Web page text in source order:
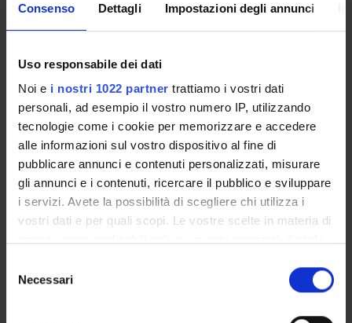
Consenso Dettagli Impostazioni degli annunci
Uso responsabile dei dati
Noi e i nostri 1022 partner trattiamo i vostri dati
personali, ad esempio il vostro numero IP, utilizzando
tecnologie come i cookie per memorizzare e accedere
alle informazioni sul vostro dispositivo al fine di
pubblicare annunci e contenuti personalizzati, misurare
gli annunci e i contenuti, ricercare il pubblico e sviluppare
i servizi. Avete la possibilità di scegliere chi utilizza i
vostri dati e per quali scopi. Le vostre scelte in materia di
modificare o revocare il proprio consenso in qualsiasi
momento dalla Dichiarazione sui cookie o facendo clic
delNecessari
SCHEDA DEL CORSO
Corsi di aggiornamento
Durata
0 anni
Organo di controllo
Comitato Scientifico del Corso di aggiornamento
professionale in Presente e futuro dei vitigni resistenti alle
malattie
Gestione didattica e studenti
VERONA